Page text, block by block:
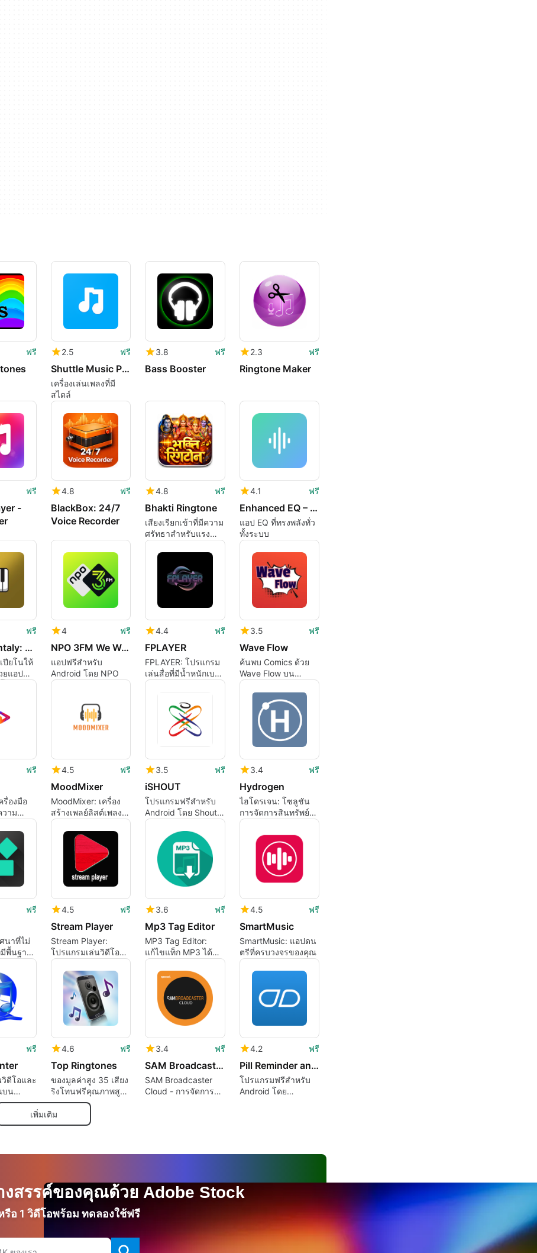
ฟรี 2.5 ฟรี
Shuttle Music Player
เครื่องเล่นเพลงที่มี
สไตล์
3.8 ฟรี
Bass Booster
2.3 ฟรี
Ringtone Maker
ฟรี
-
4.8 ฟรี
BlackBox: 24/7
Voice Recorder
4.8 ฟรี
Bhakti Ringtone
เสียงเรียกเข้าที่มีความ
ศรัทธาสำหรับแรง
บันดาลใจในแต่ละวัน
4.1 ฟรี
Enhanced EQ – Equalizer & Bass
แอป EQ ที่ทรงพลังทั่ว
ทั้งระบบ
ฟรี
instrumentaly: Piano Practice
ปียโนให้
ยแอป
4 ฟรี
NPO 3FM We Want More
แอปฟรีสำหรับ
Android โดย NPO
4.4 ฟรี
FPLAYER
FPLAYER: โปรแกรม
เล่นสื่อที่มีน้ำหนักเบา
สำหรับ Android
3.5 ฟรี
Wave Flow
ค้นพบ Comics ด้วย
Wave Flow บน
Android
ฟรี
รื่องมือ
าม
4.5 ฟรี
MoodMixer
MoodMixer: เครื่อง
สร้างเพลย์ลิสต์เพลงที่
ปรับให้เหมาะกับ
บุคลิกภาพ
3.5 ฟรี
iSHOUT
โปรแกรมฟรีสำหรับ
Android โดย Shout-
It-Now
3.4 ฟรี
Hydrogen
ไฮโดรเจน: โซลูชัน
การจัดการสินทรัพย์
ของ SAP
ฟรี
นาที่ไม่
มีพื้นฐาน
4.5 ฟรี
Stream Player
Stream Player:
โปรแกรมเล่นวิดีโอ
และเสียงสุดยอด
สำหรับ Android
3.6 ฟรี
Mp3 Tag Editor
MP3 Tag Editor:
แก้ไขแท็ก MP3 ได้
อย่างง่ายดาย
4.5 ฟรี
SmartMusic
SmartMusic: แอปดน
ตรีที่ครบวงจรของคุณ
ฟรี
ดีโอและ
บน
4.6 ฟรี
Top Ringtones
ของมูลค่าสูง 35 เสียง
ริงโทนฟรีคุณภาพสูง
สำหรับแอนดรอยด์
3.4 ฟรี
SAM Broadcaster Cloud
SAM Broadcaster
Cloud - การจัดการ
4.2 ฟรี
Pill Reminder and Medication Tracker by Medisafe
โปรแกรมฟรีสำหรับ
Android โดย
เพิ่มเติม
สรรค์ของคุณด้วย Adobe Stock
รือ 1 วิดีโอพร้อม ทดลองใช้ฟรี